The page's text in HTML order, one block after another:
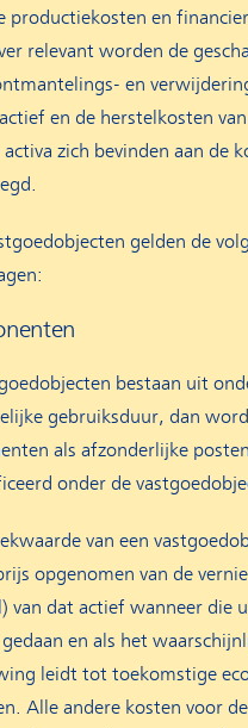
productiekosten en
relevant worden de
en
en de herstelkosten
zich bevinden aan de
gelden de
bestaan uit
gebruiksduur, dan
als afzonderlijke posten
onder de
van een
opgenomen van de
van dat actief wanneer die
en als het
leidt tot toekomstige
Alle andere kosten voor de